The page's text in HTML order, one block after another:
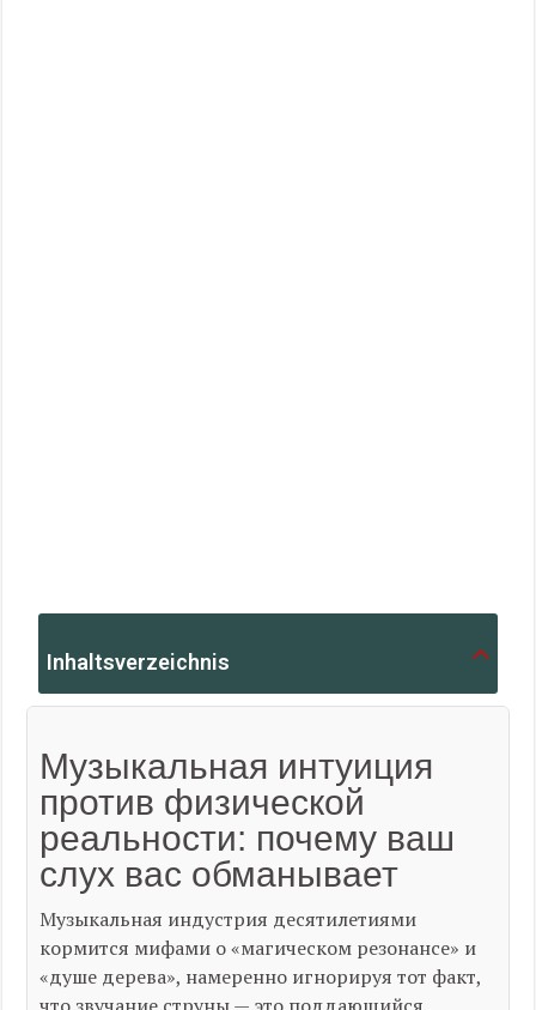
Inhaltsverzeichnis
Музыкальная интуиция
против физической
реальности: почему ваш
слух вас обманывает
Музыкальная индустрия десятилетиями
кормится мифами о «магическом резонансе» и
«душе дерева», намеренно игнорируя тот факт,